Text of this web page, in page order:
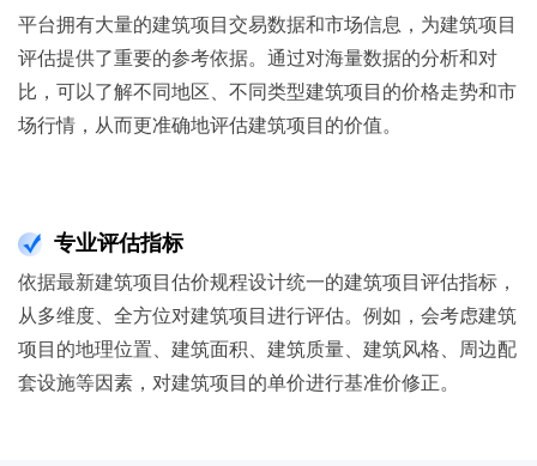
平台拥有大量的建筑项目交易数据和市场信息，为建筑项目
评估提供了重要的参考依据。通过对海量数据的分析和对
比，可以了解不同地区、不同类型建筑项目的价格走势和市
场行情，从而更准确地评估建筑项目的价值。
专业评估指标
依据最新建筑项目估价规程设计统一的建筑项目评估指标，
从多维度、全方位对建筑项目进行评估。例如，会考虑建筑
项目的地理位置、建筑面积、建筑质量、建筑风格、周边配
套设施等因素，对建筑项目的单价进行基准价修正。